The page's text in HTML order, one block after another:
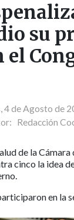
su
el
de Agosto de
Redacción
de la
cinco la idea
en la